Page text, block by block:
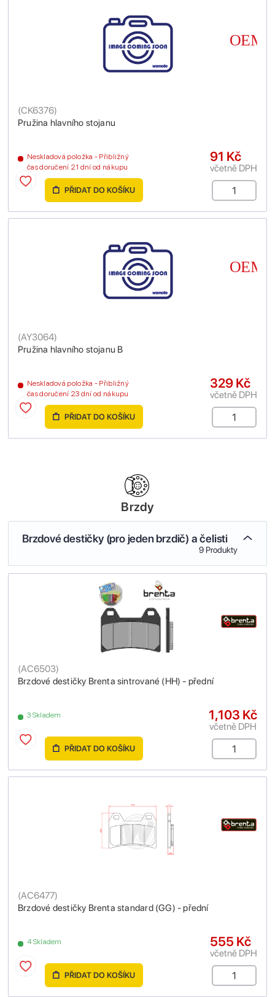
Pružina hlavního stojanu
(CK6376)
Neskladová položka - Přibližný
čas doručení 21 dní od nákupu
91 Kč
včetně DPH
PŘIDAT DO KOŠÍKU
Pružina hlavního stojanu B
(AY3064)
Neskladová položka - Přibližný
čas doručení 23 dní od nákupu
329 Kč
včetně DPH
PŘIDAT DO KOŠÍKU
Brzdy
Brzdové destičky (pro jeden brzdič) a čelisti
9 Produkty
Brzdové destičky Brenta sintrované (HH) - přední
(AC6503)
3 Skladem 1,103 Kč
včetně DPH
PŘIDAT DO KOŠÍKU
Brzdové destičky Brenta standard (GG) - přední
(AC6477)
4 Skladem 555 Kč
včetně DPH
PŘIDAT DO KOŠÍKU